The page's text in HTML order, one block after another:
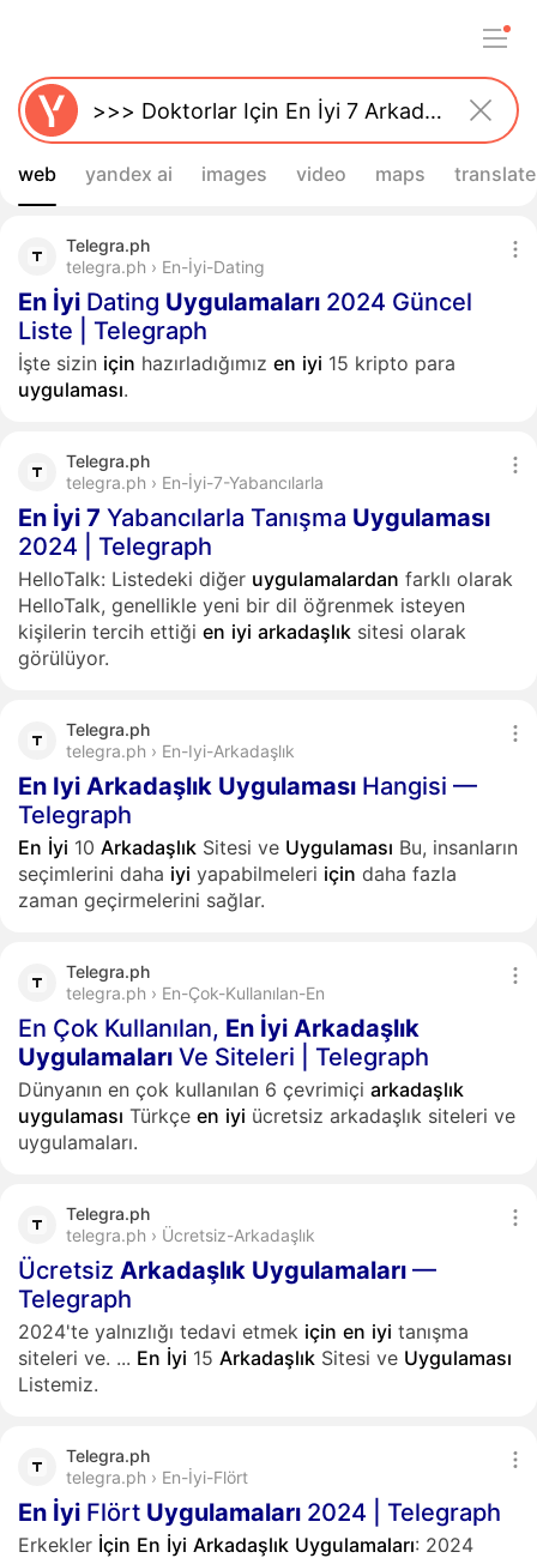
web yandex ai images video maps translate
Telegra.ph
telegra.ph › En-İyi-Dating
En İyi Dating Uygulamaları 2024 Güncel
Liste | Telegraph
İşte sizin için hazırladığımız en iyi 15 kripto para
uygulaması.
Telegra.ph
telegra.ph › En-İyi-7-Yabancılarla
En İyi 7 Yabancılarla Tanışma Uygulaması
2024 | Telegraph
HelloTalk: Listedeki diğer uygulamalardan farklı olarak
HelloTalk, genellikle yeni bir dil öğrenmek isteyen
kişilerin tercih ettiği en iyi arkadaşlık sitesi olarak
görülüyor.
Telegra.ph
telegra.ph › En-Iyi-Arkadaşlık
En Iyi Arkadaşlık Uygulaması Hangisi —
Telegraph
En İyi 10 Arkadaşlık Sitesi ve Uygulaması Bu, insanların
seçimlerini daha iyi yapabilmeleri için daha fazla
zaman geçirmelerini sağlar.
Telegra.ph
telegra.ph › En-Çok-Kullanılan-En
En Çok Kullanılan, En İyi Arkadaşlık
Uygulamaları Ve Siteleri | Telegraph
Dünyanın en çok kullanılan 6 çevrimiçi arkadaşlık
uygulaması Türkçe en iyi ücretsiz arkadaşlık siteleri ve
uygulamaları.
Telegra.ph
telegra.ph › Ücretsiz-Arkadaşlık
Ücretsiz Arkadaşlık Uygulamaları —
Telegraph
2024'te yalnızlığı tedavi etmek için en iyi tanışma
siteleri ve. ... En İyi 15 Arkadaşlık Sitesi ve Uygulaması
Listemiz.
Telegra.ph
telegra.ph › En-İyi-Flört
En İyi Flört Uygulamaları 2024 | Telegraph
Erkekler İçin En İyi Arkadaşlık Uygulamaları: 2024